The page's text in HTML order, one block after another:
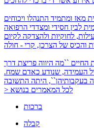
מאז ומתמיד התנהלו ויכוחים
לבין חסידי ומצדדי הרפואה
לחוקיות ולהצדקה לקיום
והכיס של הצרכן, קרי - חולה
``מה היווה פריצת דרך
העמידה, שנודע כאדם שמח.
> לכל המאמרים בנושא
ברכות
קבלה